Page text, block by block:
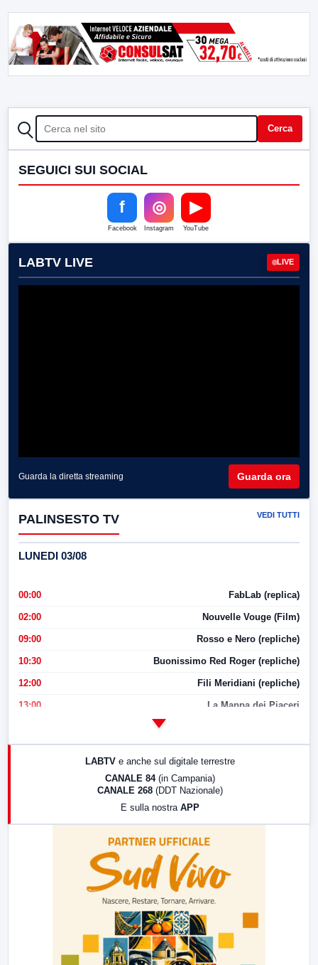
CERCA Cerca
SEGUICI SUI SOCIAL
f
Facebook
◎
Instagram
▶
YouTube
LABTV LIVE LIVE
Guarda la diretta streaming Guarda ora
PALINSESTO TV VEDI TUTTI
LUNEDI 03/08
00:00 FabLab (replica)
02:00 Nouvelle Vouge (Film)
09:00 Rosso e Nero (repliche)
10:30 Buonissimo Red Roger (repliche)
12:00 Fili Meridiani (repliche)
13:00 La Mappa dei Piaceri
LABTV e anche sul digitale terrestre
CANALE 84 (in Campania)
CANALE 268 (DDT Nazionale)
E sulla nostra APP